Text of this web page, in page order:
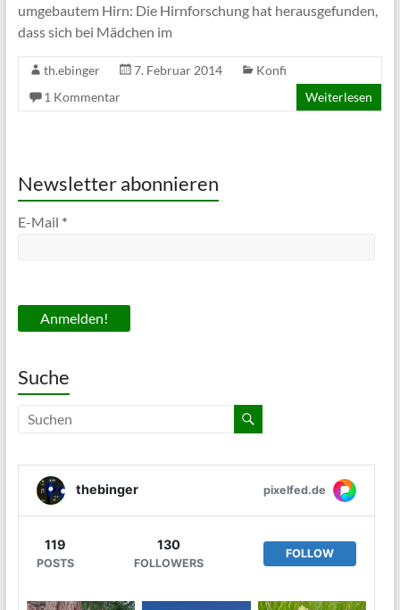
umgebautem Hirn: Die Hirnforschung hat herausgefunden,
dass sich bei Mädchen im
th.ebinger 7. Februar 2014
Konfi
1 Kommentar
Weiterlesen
Newsletter abonnieren
E-Mail *
Suche